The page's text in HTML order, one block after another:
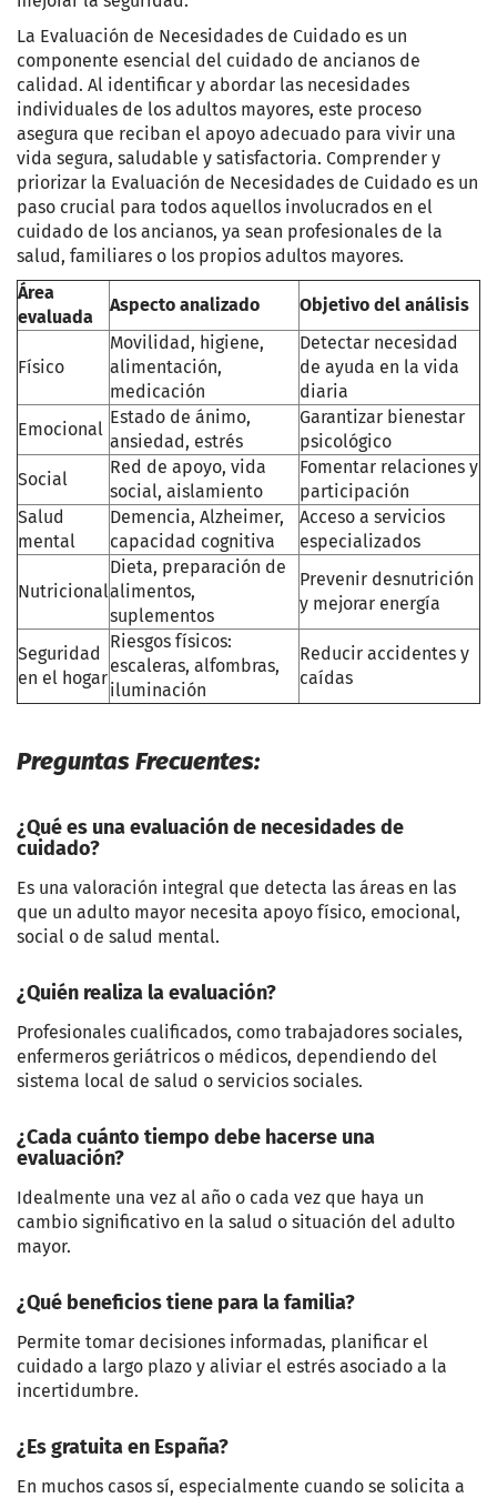
La Evaluación de Necesidades de Cuidado es un
componente esencial del cuidado de ancianos de
calidad. Al identificar y abordar las necesidades
individuales de los adultos mayores, este proceso
asegura que reciban el apoyo adecuado para vivir una
vida segura, saludable y satisfactoria. Comprender y
priorizar la Evaluación de Necesidades de Cuidado es un
paso crucial para todos aquellos involucrados en el
cuidado de los ancianos, ya sean profesionales de la
salud, familiares o los propios adultos mayores.
Área
evaluada
Aspecto analizado Objetivo del análisis
Físico
Movilidad, higiene,
alimentación,
medicación
Detectar necesidad
de ayuda en la vida
diaria
Emocional
Estado de ánimo,
ansiedad, estrés
Garantizar bienestar
psicológico
Social
Red de apoyo, vida
social, aislamiento
Fomentar relaciones y
participación
Salud
mental
Demencia, Alzheimer,
capacidad cognitiva
Acceso a servicios
especializados
Nutricional
Dieta, preparación de
alimentos,
suplementos
Prevenir desnutrición
y mejorar energía
Seguridad
en el hogar
Riesgos físicos:
escaleras, alfombras,
iluminación
Reducir accidentes y
caídas
Preguntas Frecuentes:
¿Qué es una evaluación de necesidades de
cuidado?
Es una valoración integral que detecta las áreas en las
que un adulto mayor necesita apoyo físico, emocional,
social o de salud mental.
¿Quién realiza la evaluación?
Profesionales cualificados, como trabajadores sociales,
enfermeros geriátricos o médicos, dependiendo del
sistema local de salud o servicios sociales.
¿Cada cuánto tiempo debe hacerse una
evaluación?
Idealmente una vez al año o cada vez que haya un
cambio significativo en la salud o situación del adulto
mayor.
¿Qué beneficios tiene para la familia?
Permite tomar decisiones informadas, planificar el
cuidado a largo plazo y aliviar el estrés asociado a la
incertidumbre.
¿Es gratuita en España?
En muchos casos sí, especialmente cuando se solicita a